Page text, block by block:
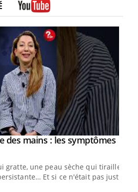
des mains : les symptômes
gratte, une peau sèche qui tiraille,
Et si ce n'était pas juste